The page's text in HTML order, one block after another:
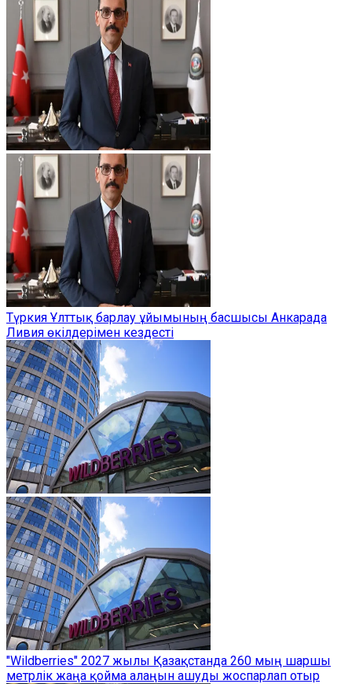
Түркия Ұлттық барлау ұйымының басшысы Анкарада
Ливия өкілдерімен кездесті
"Wildberries" 2027 жылы Қазақстанда 260 мың шаршы
метрлік жаңа қойма алаңын ашуды жоспарлап отыр